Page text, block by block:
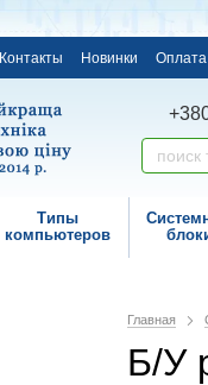
Контакты Новинки Оплата
Типы
компьютеров
Главная
Б/У